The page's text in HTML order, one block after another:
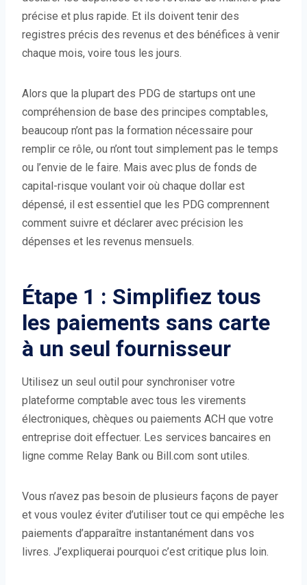
précise et plus rapide. Et ils doivent tenir des
registres précis des revenus et des bénéfices à venir
chaque mois, voire tous les jours.
Alors que la plupart des PDG de startups ont une
compréhension de base des principes comptables,
beaucoup n’ont pas la formation nécessaire pour
remplir ce rôle, ou n’ont tout simplement pas le temps
ou l’envie de le faire. Mais avec plus de fonds de
capital-risque voulant voir où chaque dollar est
dépensé, il est essentiel que les PDG comprennent
comment suivre et déclarer avec précision les
dépenses et les revenus mensuels.
Étape 1 : Simplifiez tous
les paiements sans carte
à un seul fournisseur
Utilisez un seul outil pour synchroniser votre
plateforme comptable avec tous les virements
électroniques, chèques ou paiements ACH que votre
entreprise doit effectuer. Les services bancaires en
ligne comme Relay Bank ou Bill.com sont utiles.
Vous n’avez pas besoin de plusieurs façons de payer
et vous voulez éviter d’utiliser tout ce qui empêche les
paiements d’apparaître instantanément dans vos
livres. J’expliquerai pourquoi c’est critique plus loin.